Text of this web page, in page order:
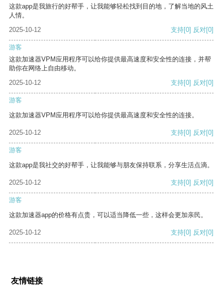
这款app是我旅行的好帮手，让我能够轻松找到目的地，了解当地的风土
人情。
2025-10-12
支持[0] 反对[0]
游客
这款加速器VPM应用程序可以给你提供最高速度和安全性的连接，并帮
助你在网络上自由移动。
2025-10-12
支持[0] 反对[0]
游客
这款加速器VPM应用程序可以给你提供最高速度和安全性的连接。
2025-10-12 支持[0] 反对[0]
游客
这款app是我社交的好帮手，让我能够与朋友保持联系，分享生活点滴。
2025-10-12 支持[0] 反对[0]
游客
这款加速器app的价格有点贵，可以适当降低一些，这样会更加亲民。
2025-10-12 支持[0] 反对[0]
友情链接